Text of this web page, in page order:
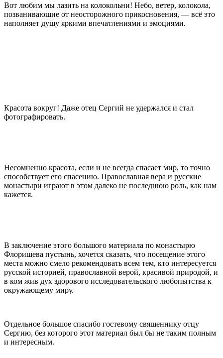
Вот любим мы лазить на колокольни! Небо, ветер, колокола,
позванивающие от неосторожного прикосновения, — всё это
наполняет душу яркими впечатлениями и эмоциями.
Красота вокруг! Даже отец Сергий не удержался и стал
фотографировать.
Несомненно красота, если и не всегда спасает мир, то точно
способствует его спасению. Православная вера и русские
монастыри играют в этом далеко не последнюю роль, как нам
кажется.
В заключение этого большого материала по монастырю
Флорищева пустынь, хочется сказать, что посещение этого
места можно смело рекомендовать всем тем, кто интересуется
русской историей, православной верой, красивой природой, и
в ком жив дух здорового исследовательского любопытства к
окружающему миру.
Отдельное большое спасибо гостевому священнику отцу
Сергию, без которого этот материал был бы не таким полным
и интересным.